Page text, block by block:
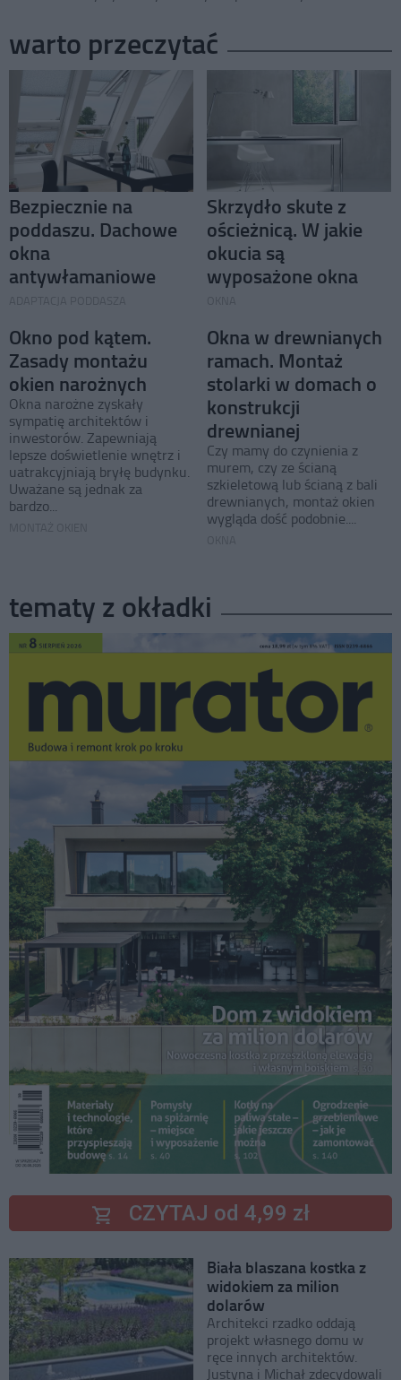
warto przeczytać
Bezpiecznie na
poddaszu. Dachowe
okna
antywłamaniowe
Skrzydło skute z
ościeżnicą. W jakie
okucia są
wyposażone okna
Okno pod kątem.
Zasady montażu
okien narożnych
Okna narożne zyskały
sympatię architektów i
inwestorów. Zapewniają
lepsze doświetlenie wnętrz i
uatrakcyjniają bryłę budynku.
Uważane są jednak za
bardzo...
Okna w drewnianych
ramach. Montaż
stolarki w domach o
konstrukcji
drewnianej
Czy mamy do czynienia z
murem, czy ze ścianą
szkieletową lub ścianą z bali
drewnianych, montaż okien
wygląda dość podobnie....
tematy z okładki
CZYTAJ od 4,99 zł
Biała blaszana kostka z
widokiem za milion
dolarów
Architekci rzadko oddają
projekt własnego domu w
ręce innych architektów.
Justyna i Michał zdecydowali